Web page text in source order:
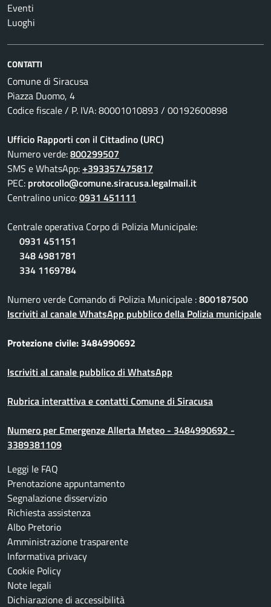
Eventi
Luoghi
CONTATTI
Comune di Siracusa
Piazza Duomo, 4
Codice fiscale / P. IVA: 80001010893 / 00192600898
Ufficio Rapporti con il Cittadino (URC)
Numero verde:800299507
SMS e WhatsApp:+393357475817
PEC: protocollo@comune.siracusa.legalmail.it
Centralino unico:0931 451111
Centrale operativa Corpo di Polizia Municipale:
0931 451151
348 4981781
334 1169784
Numero verde Comando di Polizia Municipale :800187500
Iscriviti al canale WhatsApp pubblico della Polizia municipale
Protezione civile: 3484990692
Iscriviti al canale pubblico di WhatsApp
Rubrica interattiva e contatti Comune di Siracusa
Numero per Emergenze Allerta Meteo - 3484990692 -
3389381109
Leggi le FAQ
Prenotazione appuntamento
Segnalazione disservizio
Richiesta assistenza
Albo Pretorio
Amministrazione trasparente
Informativa privacy
Cookie Policy
Note legali
Dichiarazione di accessibilità